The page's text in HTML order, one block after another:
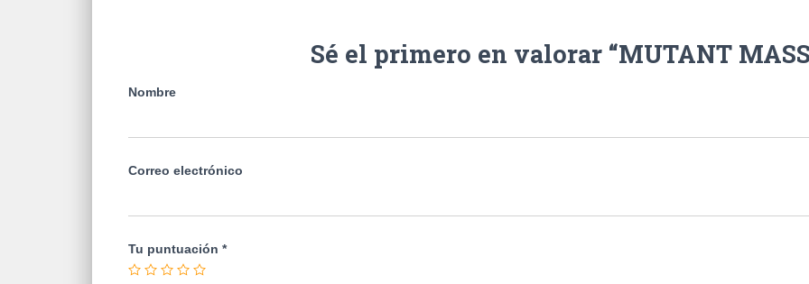
Sé el primero en valorar “MUTANT MASS
Nombre
Correo electrónico
Tu puntuación *